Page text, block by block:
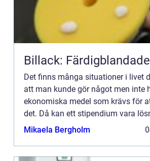
Billack:
Det finns många situationer i livet
att man kunde gör något men inte
ekonomiska medel som krävs för
det. Då kan ett stipendium vara
hjälp av ...
Mikaela Bergholm